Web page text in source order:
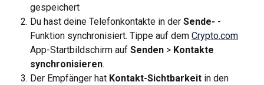
gespeichert
Du hast deine Telefonkontakte in der Sende- -
Funktion synchronisiert. Tippe auf dem Crypto.com
App-Startbildschirm auf Senden > Kontakte
synchronisieren.
Der Empfänger hat Kontakt-Sichtbarkeit in den